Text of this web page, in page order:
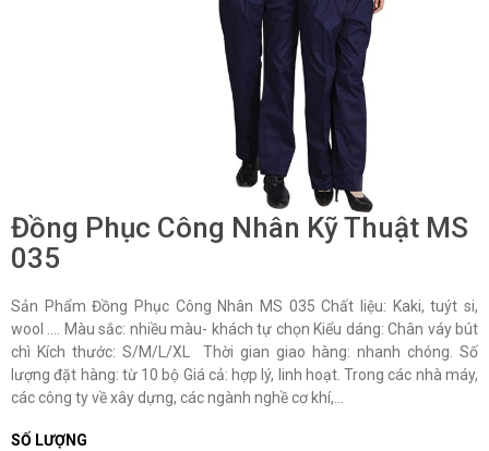
Đồng Phục Công Nhân Kỹ Thuật MS
035
Sản Phẩm Đồng Phục Công Nhân MS 035 Chất liệu: Kaki, tuýt si,
wool …. Màu sắc: nhiều màu- khách tự chọn Kiểu dáng: Chân váy bút
chì Kích thước: S/M/L/XL Thời gian giao hàng: nhanh chóng. Số
lượng đặt hàng: từ 10 bộ Giá cả: hợp lý, linh hoạt. Trong các nhà máy,
các công ty về xây dựng, các ngành nghề cơ khí,...
SỐ LƯỢNG